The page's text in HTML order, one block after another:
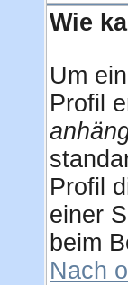
Wie
Um
Profil
Profil
einer
beim
Nach